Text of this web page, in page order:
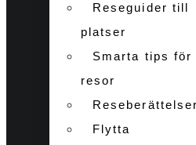
Reseguider till
platser
Smarta tips för
resor
Reseberättelser
Flytta